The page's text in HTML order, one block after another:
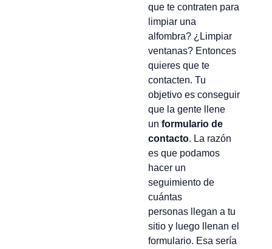
que te contraten para
limpiar una
alfombra? ¿Limpiar
ventanas? Entonces
quieres que te
contacten. Tu
objetivo es conseguir
que la gente llene
un formulario de
contacto. La razón
es que podamos
hacer un
seguimiento de
cuántas
personas llegan a tu
sitio y luego llenan el
formulario. Esa sería